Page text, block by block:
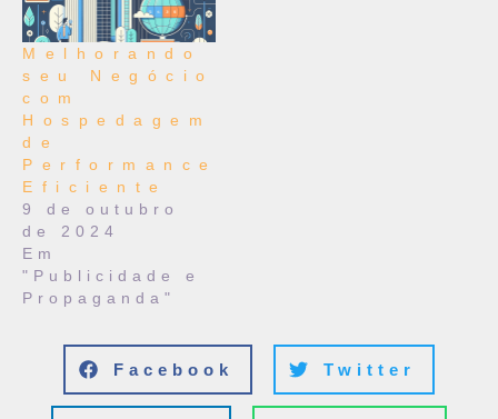
Melhorando
seu Negócio
com
Hospedagem
de
Performance
Eficiente
9 de outubro
de 2024
Em
"Publicidade e
Propaganda"
Facebook Twitter